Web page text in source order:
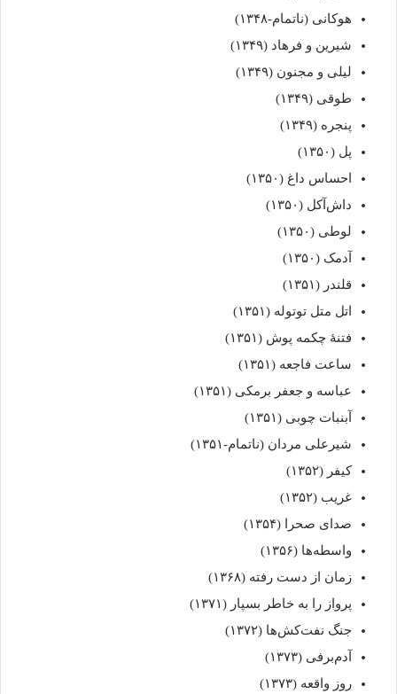
هوکانی (ناتمام-۱۳۴۸)
شیرین و فرهاد (۱۳۴۹)
لیلی و مجنون (۱۳۴۹)
طوقی (۱۳۴۹)
پنجره (۱۳۴۹)
پل (۱۳۵۰)
احساس داغ (۱۳۵۰)
داش‌آکل (۱۳۵۰)
لوطی (۱۳۵۰)
آدمک (۱۳۵۰)
قلندر (۱۳۵۱)
اتل متل توتوله (۱۳۵۱)
فتنهٔ چکمه پوش (۱۳۵۱)
ساعت فاجعه (۱۳۵۱)
عباسه و جعفر برمکی (۱۳۵۱)
آبنبات چوبی (۱۳۵۱)
شیرعلی مردان (ناتمام-۱۳۵۱)
کیفر (۱۳۵۲)
غریب (۱۳۵۲)
صدای صحرا (۱۳۵۴)
واسطه‌ها (۱۳۵۶)
زمان از دست رفته (۱۳۶۸)
پرواز را به خاطر بسپار (۱۳۷۱)
جنگ نفت‌کش‌ها (۱۳۷۲)
آدم‌برفی (۱۳۷۳)
روز واقعه (۱۳۷۳)